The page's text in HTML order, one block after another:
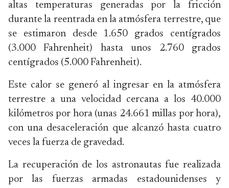
altas temperaturas generadas por la fricción
durante la reentrada en la atmósfera terrestre, que
se estimaron desde 1.650 grados centígrados
(3.000 Fahrenheit) hasta unos 2.760 grados
centígrados (5.000 Fahrenheit).
Este calor se generó al ingresar en la atmósfera
terrestre a una velocidad cercana a los 40.000
kilómetros por hora (unas 24.661 millas por hora),
con una desaceleración que alcanzó hasta cuatro
veces la fuerza de gravedad.
La recuperación de los astronautas fue realizada
por las fuerzas armadas estadounidenses y